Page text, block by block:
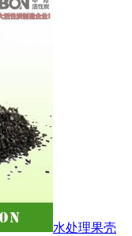
水处理果壳